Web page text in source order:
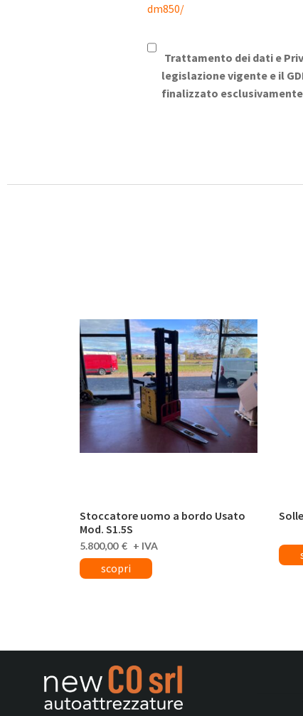
dm850/
Trattamento dei dati e
legislazione vigente e il
finalizzato
Stoccatore uomo a bordo Usato
Mod. S1.5S
5.800,00 €